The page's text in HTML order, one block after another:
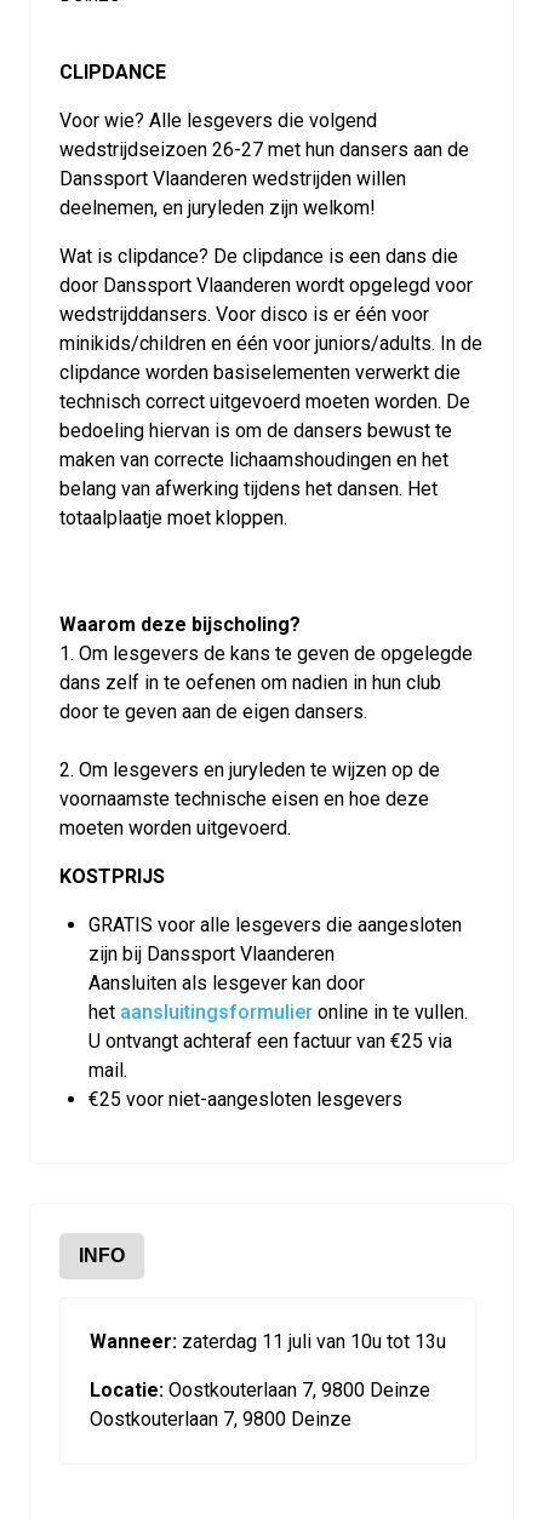
CLIPDANCE
Voor wie? Alle lesgevers die volgend
wedstrijdseizoen 26-27 met hun dansers aan de
Danssport Vlaanderen wedstrijden willen
deelnemen, en juryleden zijn welkom!
Wat is clipdance? De clipdance is een dans die
door Danssport Vlaanderen wordt opgelegd voor
wedstrijddansers. Voor disco is er één voor
minikids/children en één voor juniors/adults. In de
clipdance worden basiselementen verwerkt die
technisch correct uitgevoerd moeten worden. De
bedoeling hiervan is om de dansers bewust te
maken van correcte lichaamshoudingen en het
belang van afwerking tijdens het dansen. Het
totaalplaatje moet kloppen.
Waarom deze bijscholing?
1. Om lesgevers de kans te geven de opgelegde
dans zelf in te oefenen om nadien in hun club
door te geven aan de eigen dansers.
2. Om lesgevers en juryleden te wijzen op de
voornaamste technische eisen en hoe deze
moeten worden uitgevoerd.
KOSTPRIJS
GRATIS voor alle lesgevers die aangesloten
zijn bij Danssport Vlaanderen
Aansluiten als lesgever kan door
het aansluitingsformulier online in te vullen.
U ontvangt achteraf een factuur van €25 via
mail.
€25 voor niet-aangesloten lesgevers
INFO
Wanneer: zaterdag 11 juli van 10u tot 13u
Locatie: Oostkouterlaan 7, 9800 Deinze
Oostkouterlaan 7, 9800 Deinze